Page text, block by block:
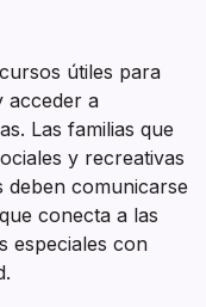
útiles para
acceder a
Las familias que
y recreativas
deben comunicarse
conecta a las
especiales con